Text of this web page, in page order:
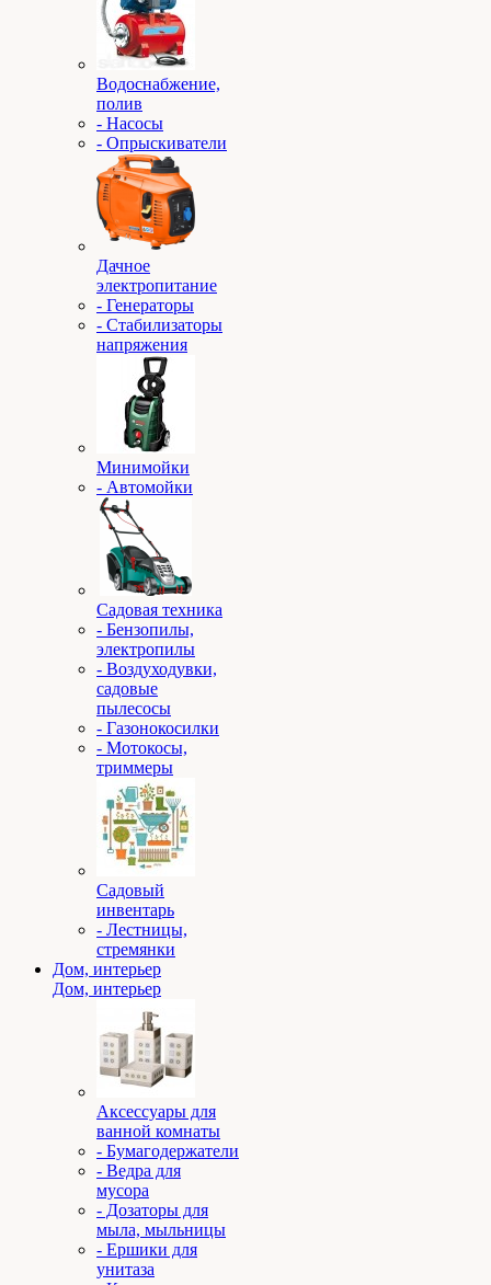
Водоснабжение,
полив
- Насосы
- Опрыскиватели
Дачное
электропитание
- Генераторы
- Стабилизаторы
напряжения
Минимойки
- Автомойки
Садовая техника
- Бензопилы,
электропилы
- Воздуходувки,
садовые
пылесосы
- Газонокосилки
- Мотокосы,
триммеры
Садовый
инвентарь
- Лестницы,
стремянки
Дом, интерьер
Дом, интерьер
Аксессуары для
ванной комнаты
- Бумагодержатели
- Ведра для
мусора
- Дозаторы для
мыла, мыльницы
- Ершики для
унитаза